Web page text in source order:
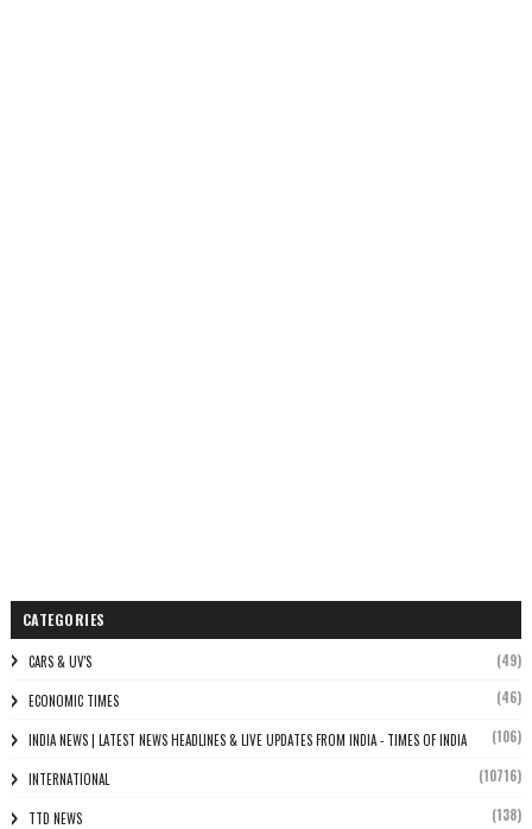
CATEGORIES
CARS & UV'S (49)
ECONOMIC TIMES (46)
INDIA NEWS | LATEST NEWS HEADLINES & LIVE UPDATES FROM INDIA - TIMES OF INDIA (106)
INTERNATIONAL (10716)
TTD NEWS (138)